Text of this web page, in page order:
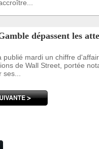
dépassent les
publié mardi un chiffre
de Wall Street, portée